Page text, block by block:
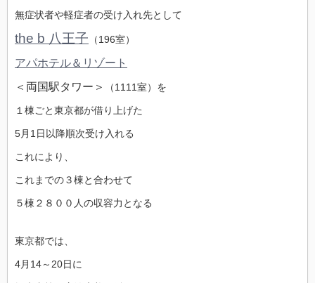
無症状者や軽症者の受け入れ先として
the b 八王子 （196室）
アパホテル＆リゾート
＜両国駅タワー＞
（1111室）を
１棟ごと東京都が借り上げた
5月1日以降順次受け入れる
これにより、
これまでの３棟と合わせて
５棟２８００人の収容力となる
東京都では、
4月14～20日に